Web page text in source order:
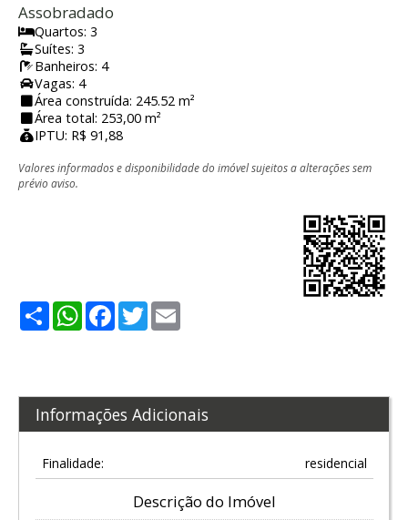
Assobradado
Quartos: 3
Suítes: 3
Banheiros: 4
Vagas: 4
Área construída: 245.52 m²
Área total: 253,00 m²
IPTU: R$ 91,88
Valores informados e disponibilidade do imóvel sujeitos a alterações sem
prévio aviso.
ShareWhatsApp
Facebook
Twitter
Informações Adicionais
Finalidade: residencial
Descrição do Imóvel